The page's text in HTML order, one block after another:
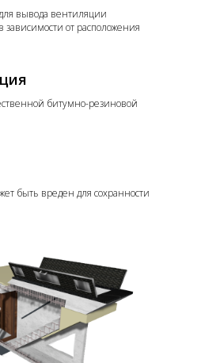
вывода вентиляции
от расположения
битумно-резиновой
быть вреден для сохранности